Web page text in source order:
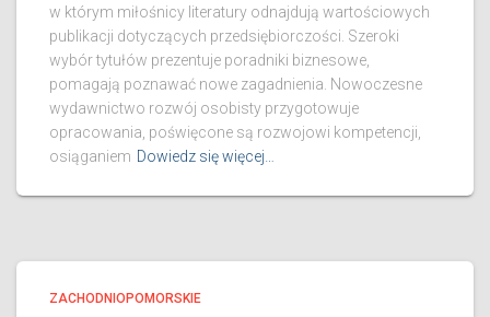
w którym miłośnicy literatury odnajdują wartościowych
publikacji dotyczących przedsiębiorczości. Szeroki
wybór tytułów prezentuje poradniki biznesowe,
pomagają poznawać nowe zagadnienia. Nowoczesne
wydawnictwo rozwój osobisty przygotowuje
opracowania, poświęcone są rozwojowi kompetencji,
osiąganiem Dowiedz się więcej…
ZACHODNIOPOMORSKIE